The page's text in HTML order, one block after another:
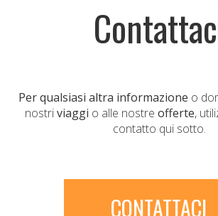
Per qualsiasi altra informazione o
nostriviaggi o alle nostre offerte,
contatto qui sotto.
CONTATTACI